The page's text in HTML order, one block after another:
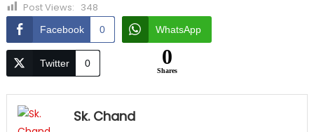
Post Views: 348
Facebook 0 WhatsApp
Twitter 0 0
Shares
Sk. Chand